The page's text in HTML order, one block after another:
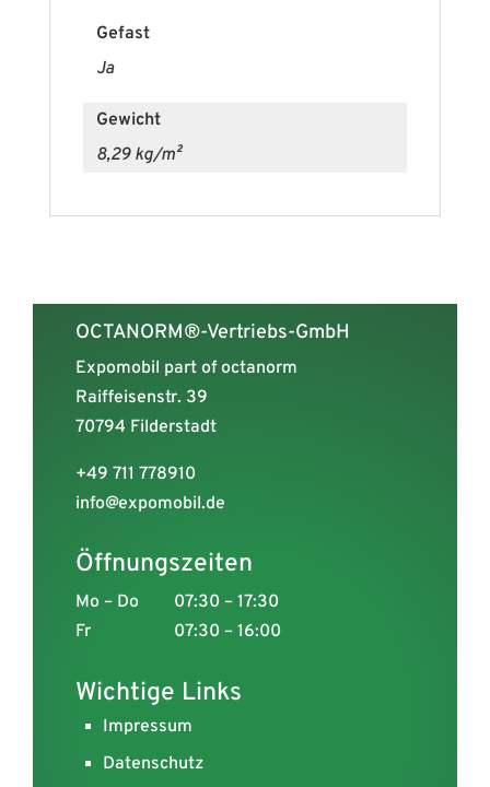
Gefast
Ja
Gewicht
8,29 kg/m²
OCTANORM®-Vertriebs-GmbH
Expomobil part of octanorm
Raiffeisenstr. 39
70794 Filderstadt
+49 711 778910
info@expomobil.de
Öffnungszeiten
Mo – Do
07:30 – 17:30
Fr
07:30 – 16:00
Wichtige Links
Impressum
Datenschutz